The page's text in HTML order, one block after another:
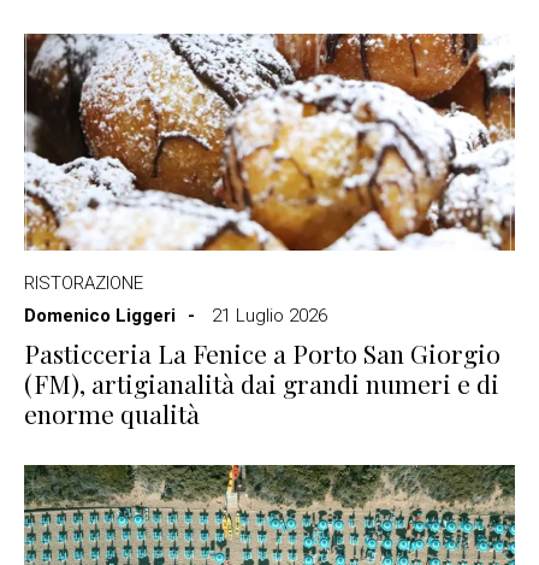
RISTORAZIONE
Domenico Liggeri
21 Luglio 2026
Pasticceria La Fenice a Porto San Giorgio
(FM), artigianalità dai grandi numeri e di
enorme qualità